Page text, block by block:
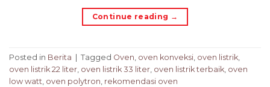
Continue reading →
Posted in Berita Tagged Oven, oven konveksi, oven listrik,
oven listrik 22 liter, oven listrik 33 liter, oven listrik terbaik, oven
low watt, oven polytron, rekomendasi oven